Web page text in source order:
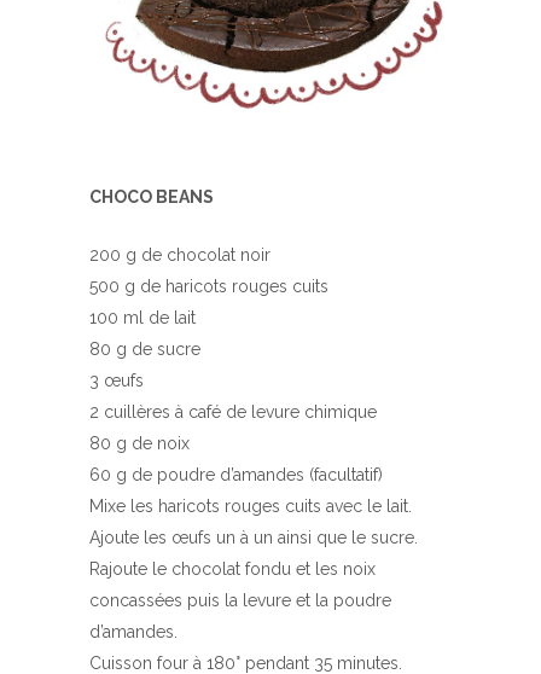
CHOCO BEANS
200 g de chocolat noir
500 g de haricots rouges cuits
100 ml de lait
80 g de sucre
3 œufs
2 cuillères à café de levure chimique
80 g de noix
60 g de poudre d’amandes (facultatif)
Mixe les haricots rouges cuits avec le lait.
Ajoute les œufs un à un ainsi que le sucre.
Rajoute le chocolat fondu et les noix
concassées puis la levure et la poudre
d’amandes.
Cuisson four à 180° pendant 35 minutes.